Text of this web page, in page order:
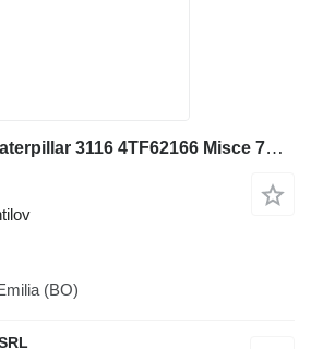
Kryt ventilov Per: Caterpillar 3116 4TF62166 Misce 7W3871 na kolesového nakladača Caterpillar 928G IT28G
(BO)